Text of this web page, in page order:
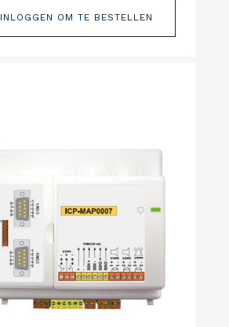
INLOGGEN OM TE BESTELLEN